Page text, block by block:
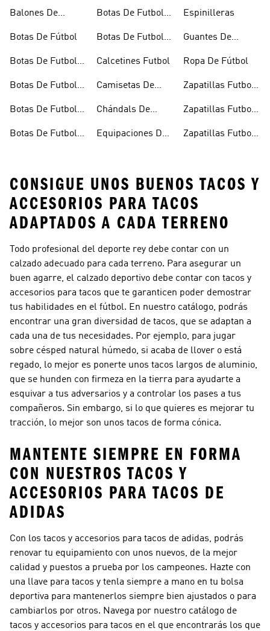
Balones De
Botas De Fútbol
Botas De Futbol
Botas De Futbol
Botas De Futbol
Botas De Futbol
Botas De Futbol
Botas De Futbol
Calcetines Futbol
Camisetas De
Chándals De
Equipaciones De
Espinilleras
Guantes De
Ropa De Fútbol
Zapatillas Futbol
Zapatillas Futbol
Zapatillas Futbol
CONSIGUE UNOS BUENOS TACOS Y
ACCESORIOS PARA TACOS
ADAPTADOS A CADA TERRENO
Todo profesional del deporte rey debe contar con un
calzado adecuado para cada terreno. Para asegurar un
buen agarre, el calzado deportivo debe contar con tacos y
accesorios para tacos que te garanticen poder demostrar
tus habilidades en el fútbol. En nuestro catálogo, podrás
encontrar una gran diversidad de tacos, que se adaptan a
cada una de tus necesidades. Por ejemplo, para jugar
sobre césped natural húmedo, si acaba de llover o está
regado, lo mejor es ponerte unos tacos largos de aluminio,
que se hunden con firmeza en la tierra para ayudarte a
esquivar a tus adversarios y a controlar los pases a tus
compañeros. Sin embargo, si lo que quieres es mejorar tu
tracción, lo mejor son unos tacos de forma cónica.
MANTENTE SIEMPRE EN FORMA
CON NUESTROS TACOS Y
ACCESORIOS PARA TACOS DE
ADIDAS
Con los tacos y accesorios para tacos de adidas, podrás
renovar tu equipamiento con unos nuevos, de la mejor
calidad y puestos a prueba por los campeones. Hazte con
una llave para tacos y tenla siempre a mano en tu bolsa
deportiva para mantenerlos siempre bien ajustados o para
cambiarlos por otros. Navega por nuestro catálogo de
tacos y accesorios para tacos en el que encontrarás los que